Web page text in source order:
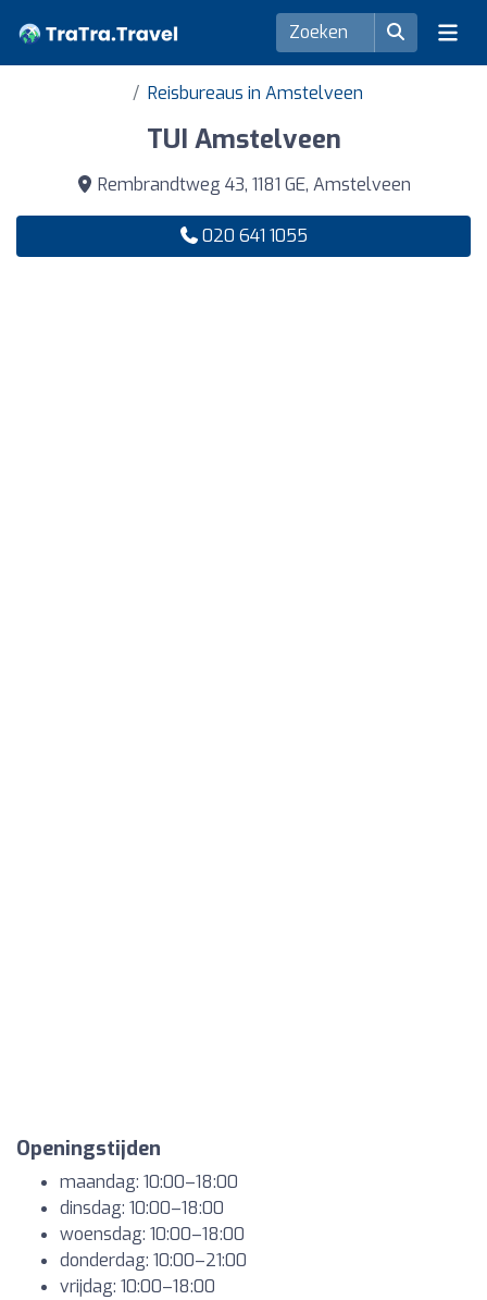
Reisbureaus in Amstelveen
TUI Amstelveen
Rembrandtweg 43, 1181 GE, Amstelveen
020 641 1055
Openingstijden
maandag: 10:00–18:00
dinsdag: 10:00–18:00
woensdag: 10:00–18:00
donderdag: 10:00–21:00
vrijdag: 10:00–18:00